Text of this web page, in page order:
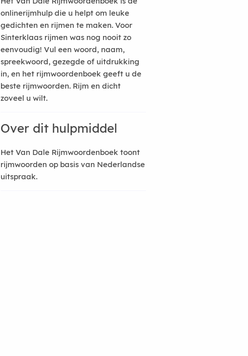
onlinerijmhulp die u helpt om leuke
gedichten en rijmen te maken. Voor
Sinterklaas rijmen was nog nooit zo
eenvoudig! Vul een woord, naam,
spreekwoord, gezegde of uitdrukking
in, en het rijmwoordenboek geeft u de
beste rijmwoorden. Rijm en dicht
zoveel u wilt.
Over dit hulpmiddel
Het Van Dale Rijmwoordenboek toont
rijmwoorden op basis van Nederlandse
uitspraak.